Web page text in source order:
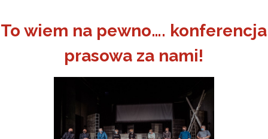
w Jeleniej Górze
To wiem na pewno…. konferencja
prasowa za nami!